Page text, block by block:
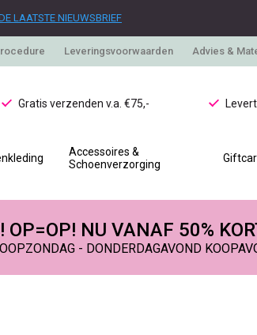
LAATSTE NIEUWSBRIEF
Leveringsvoorwaarden Advies &
Gratis verzenden v.a. €75,-
Accessoires &
Schoenverzorging
OP=OP! NU VANAF 50%
- DONDERDAGAVOND